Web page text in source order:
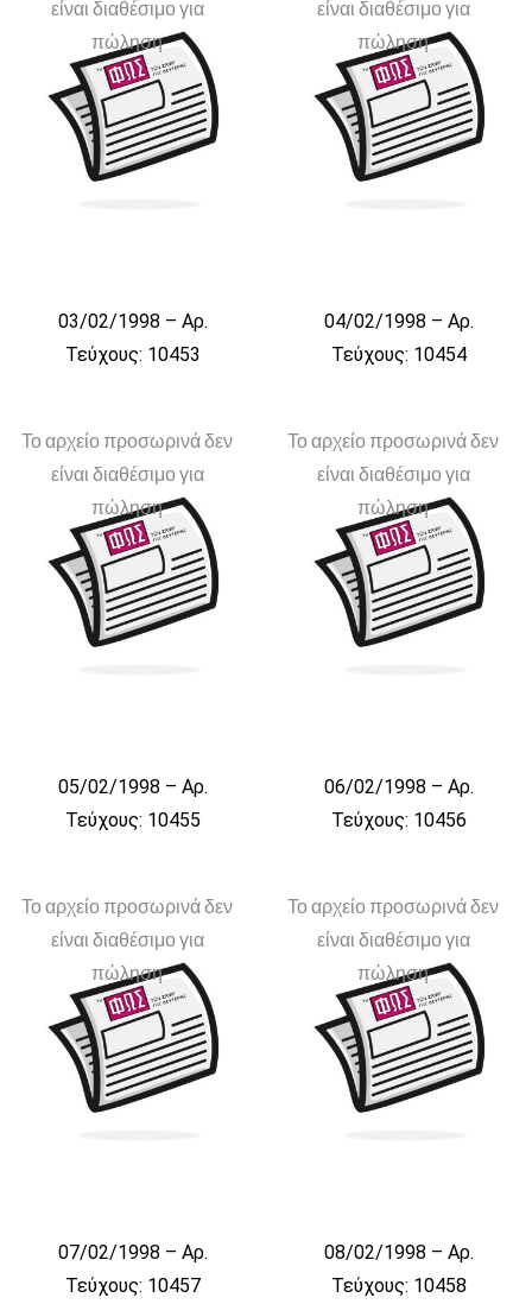
είναι διαθέσιμο για
πώληση
03/02/1998 – Αρ.
Τεύχους: 10453
είναι διαθέσιμο για
πώληση
04/02/1998 – Αρ.
Τεύχους: 10454
Το αρχείο προσωρινά δεν
είναι διαθέσιμο για
πώληση
05/02/1998 – Αρ.
Τεύχους: 10455
Το αρχείο προσωρινά δεν
είναι διαθέσιμο για
πώληση
06/02/1998 – Αρ.
Τεύχους: 10456
Το αρχείο προσωρινά δεν
είναι διαθέσιμο για
πώληση
07/02/1998 – Αρ.
Τεύχους: 10457
Το αρχείο προσωρινά δεν
είναι διαθέσιμο για
πώληση
08/02/1998 – Αρ.
Τεύχους: 10458